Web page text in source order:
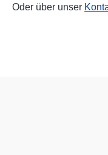
Oder über unser